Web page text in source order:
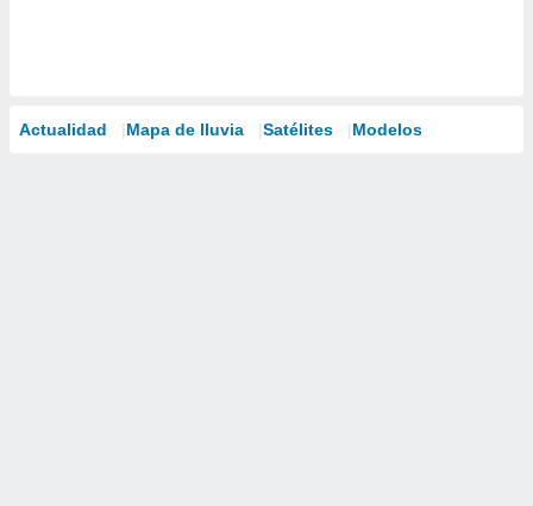
Actualidad Mapa de lluvia Satélites Modelos